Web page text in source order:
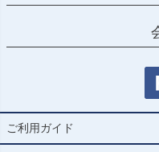
ご利用ガイド